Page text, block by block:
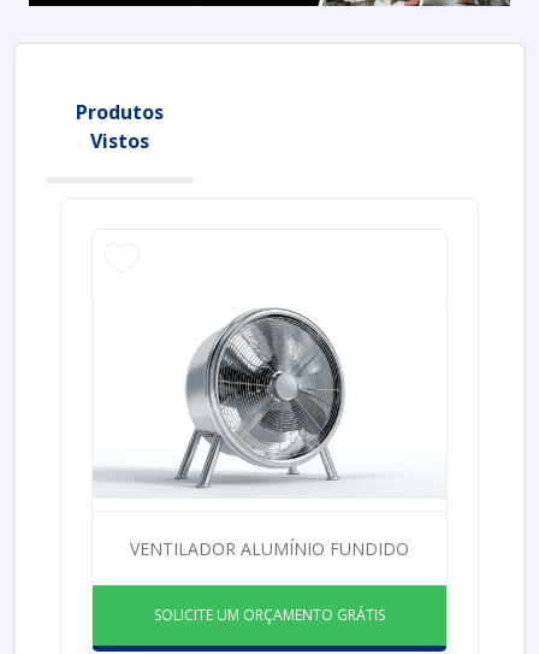
Produtos
Vistos
VENTILADOR ALUMÍNIO FUNDIDO
SOLICITE UM ORÇAMENTO GRÁTIS